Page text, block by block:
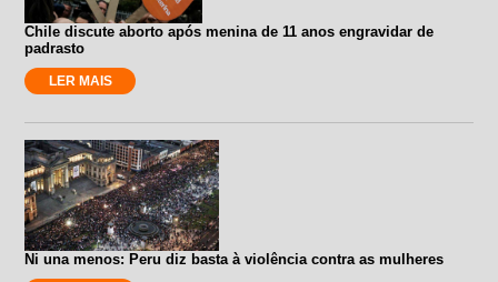
Chile discute aborto após menina de 11 anos engravidar de
padrasto
LER MAIS
Ni una menos: Peru diz basta à violência contra as mulheres